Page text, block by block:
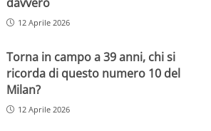
12 Aprile 2026
Torna in campo a 39 anni, chi si
ricorda di questo numero 10 del
Milan?
12 Aprile 2026